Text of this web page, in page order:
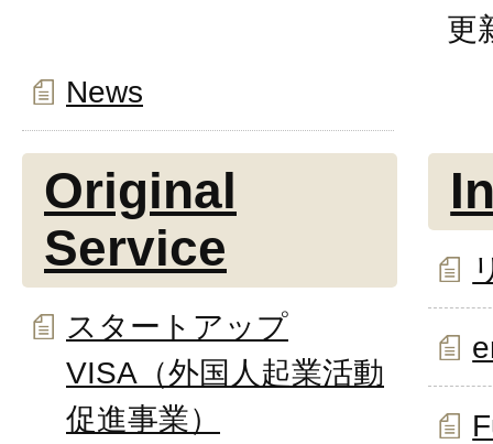
更
News
Original
Service
スタートアップ
VISA（外国人起業活動
促進事業）